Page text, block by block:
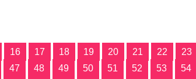
16 17 18 19 20 21 22 23
47 48 49 50 51 52 53 54